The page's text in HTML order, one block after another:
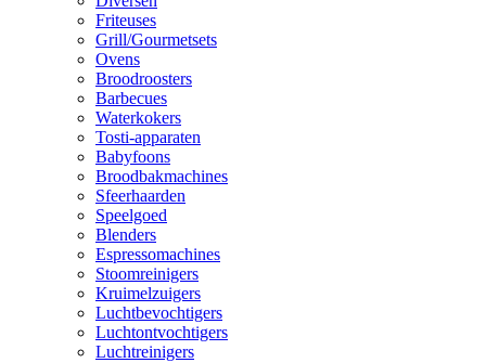
Friteuses
Grill/Gourmetsets
Ovens
Broodroosters
Barbecues
Waterkokers
Tosti-apparaten
Babyfoons
Broodbakmachines
Sfeerhaarden
Speelgoed
Blenders
Espressomachines
Stoomreinigers
Kruimelzuigers
Luchtbevochtigers
Luchtontvochtigers
Luchtreinigers